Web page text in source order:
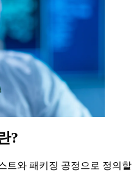
?
트와 패키징 공정으로 정의할